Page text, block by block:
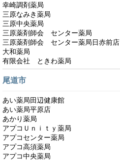
幸崎調剤薬局
三原なみき薬局
三原中央薬局
三原薬剤師会 センター薬局
三原薬剤師会 センター薬局日赤前店
大和薬局
有限会社 ときわ薬局
尾道市
あい薬局田辺健康館
あい薬局平原店
あかり薬局
アプコＵｎｉｔｙ薬局
アプコセンター薬局
アプコ高須薬局
アプコ中央薬局